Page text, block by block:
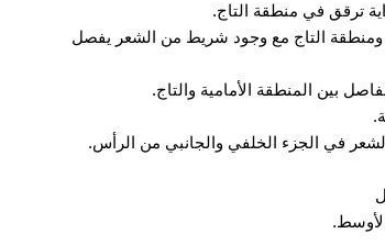
ترقق في منطقة التاج.
ومنطقة التاج مع وجود شريط من الشعر يفصل
بين المنطقة الأمامية والتاج.
في الجزء الخلفي والجانبي من الرأس.